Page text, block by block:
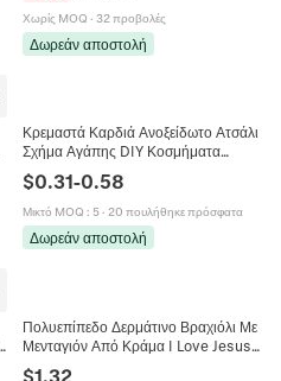
Χωρίς MOQ · 32 προβολές
Δωρεάν αποστολή
Κρεμαστά Καρδιά Ανοξείδωτο Ατσάλι
Σχήμα Αγάπης DIY Κοσμήματα
Ευρήματα Γυαλισμένο Χρυσό Ατσάλι
Αξεσουάρ
$0.31-0.58
Μικτό MOQ : 5· 20 πουλήθηκε πρόσφατα
Δωρεάν αποστολή
Πολυεπίπεδο Δερμάτινο Βραχιόλι Με
Μενταγιόν Από Κράμα I Love Jesus
$1.32